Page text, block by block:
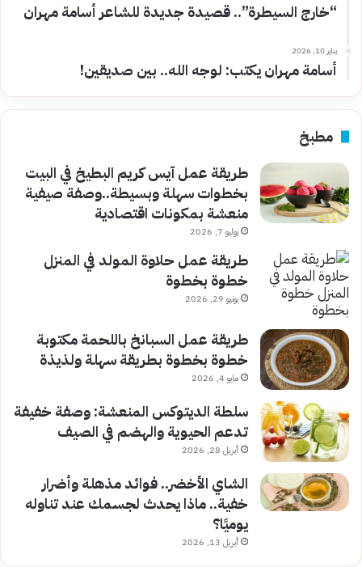
“خارج السيطرة”.. قصيدة جديدة للشاعر أسامة مهران
يناير 10, 2026
أسامة مهران يكتب: لوجه الله.. بين صديقين!
مطبخ
طريقة عمل آيس كريم البطيخ في البيت
بخطوات سهلة وبسيطة..وصفة صيفية
منعشة بمكونات اقتصادية
يوليو 7, 2026
طريقة عمل حلاوة المولد في المنزل
خطوة بخطوة
يونيو 29, 2026
طريقة عمل السبانخ باللحمة مكتوبة
خطوة بخطوة بطريقة سهلة ولذيذة
مايو 4, 2026
سلطة الديتوكس المنعشة: وصفة خفيفة
تدعم الحيوية والهضم في الصيف
أبريل 28, 2026
الشاي الأخضر.. فوائد مذهلة وأضرار
خفية.. ماذا يحدث لجسمك عند تناوله
يوميًا؟
أبريل 13, 2026